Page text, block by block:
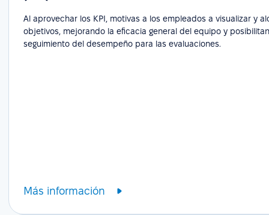
Al aprovechar los KPI, motivas a los empleados a visualizar y
objetivos, mejorando la eficacia general del equipo y
seguimiento del desempeño para las evaluaciones.
Más información